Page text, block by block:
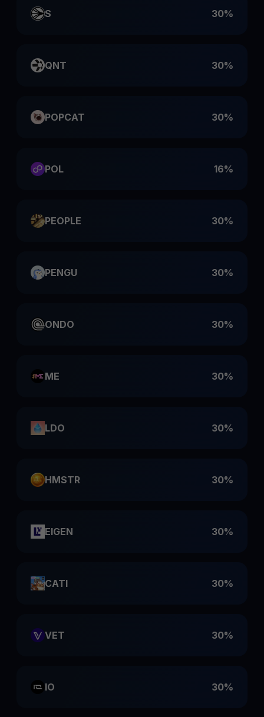
S 30%
QNT 30%
POPCAT 30%
POL 16%
PEOPLE 30%
PENGU 30%
ONDO 30%
ME 30%
LDO 30%
HMSTR 30%
EIGEN 30%
CATI 30%
VET 30%
IO 30%